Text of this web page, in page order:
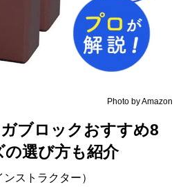
Photo by Amazon
ガブロックおすすめ8
選び方も紹介
ストラクター）